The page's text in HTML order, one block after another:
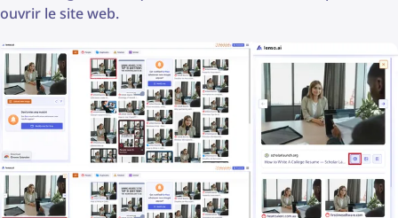
ouvrir le site web.